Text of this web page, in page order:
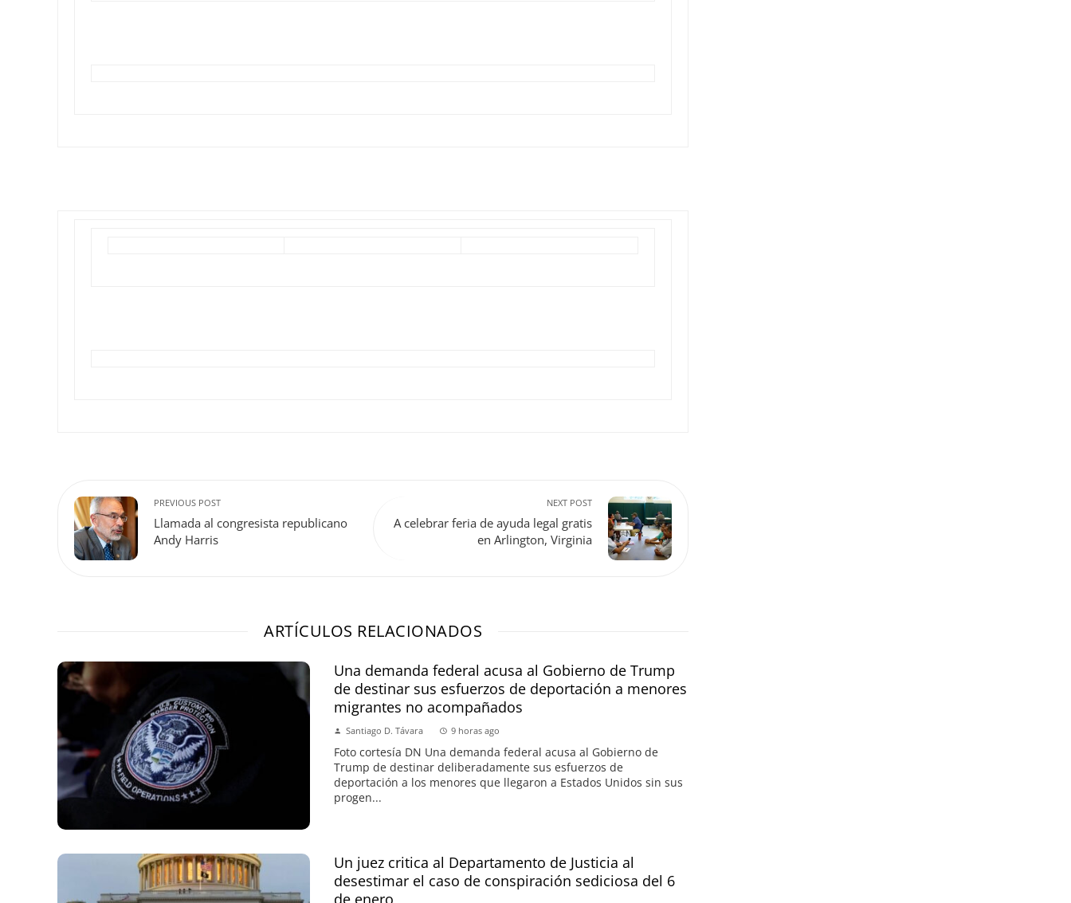
PREVIOUS POST
Llamada al congresista republicano
Andy Harris
NEXT POST
A celebrar feria de ayuda legal gratis
en Arlington, Virginia
ARTÍCULOS RELACIONADOS
Una demanda federal acusa al Gobierno de Trump
de destinar sus esfuerzos de deportación a menores
migrantes no acompañados
Santiago D. Távara 9 horas ago
Foto cortesía DN Una demanda federal acusa al Gobierno de
Trump de destinar deliberadamente sus esfuerzos de
deportación a los menores que llegaron a Estados Unidos sin sus
progen...
Un juez critica al Departamento de Justicia al
desestimar el caso de conspiración sediciosa del 6
de enero